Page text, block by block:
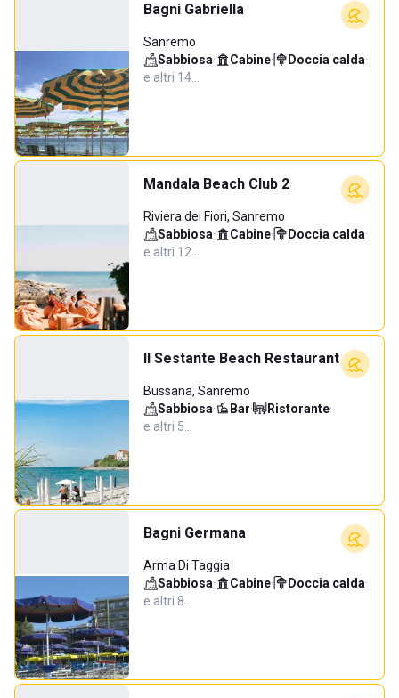
Bagni Gabriella
Sanremo
Sabbiosa· Cabine· Doccia calda·
e altri 14…
Mandala Beach Club 2
Riviera dei Fiori, Sanremo
Sabbiosa· Cabine· Doccia calda·
e altri 12…
Il Sestante Beach Restaurant
Bussana, Sanremo
Sabbiosa· Bar· Ristorante·
e altri 5…
Bagni Germana
Arma Di Taggia
Sabbiosa· Cabine· Doccia calda·
e altri 8…